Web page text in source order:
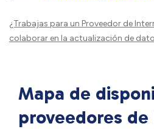
¿Trabajas para un Proveedor de
colaborar en la actualización de
Mapa de
proveedores